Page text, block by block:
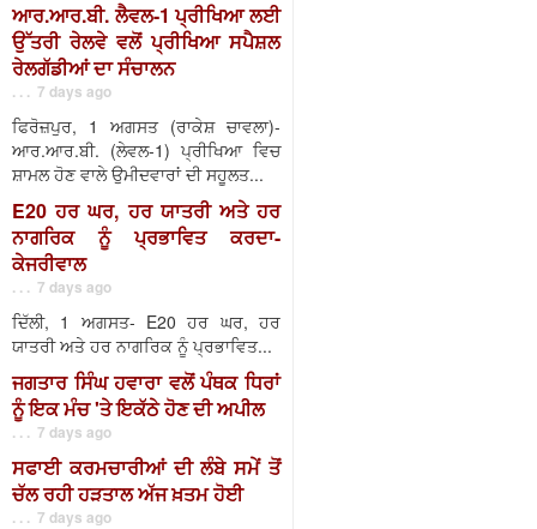
ਆਰ.ਆਰ.ਬੀ. ਲੈਵਲ-1 ਪ੍ਰੀਖਿਆ ਲਈ
ਉੱਤਰੀ ਰੇਲਵੇ ਵਲੋਂ ਪ੍ਰੀਖਿਆ ਸਪੈਸ਼ਲ
ਰੇਲਗੱਡੀਆਂ ਦਾ ਸੰਚਾਲਨ
. . . 7 days ago
ਫਿਰੋਜ਼ਪੁਰ, 1 ਅਗਸਤ (ਰਾਕੇਸ਼ ਚਾਵਲਾ)-
ਆਰ.ਆਰ.ਬੀ. (ਲੇਵਲ-1) ਪ੍ਰੀਖਿਆ ਵਿਚ
ਸ਼ਾਮਲ ਹੋਣ ਵਾਲੇ ਉਮੀਦਵਾਰਾਂ ਦੀ ਸਹੂਲਤ...
E20 ਹਰ ਘਰ, ਹਰ ਯਾਤਰੀ ਅਤੇ ਹਰ
ਨਾਗਰਿਕ ਨੂੰ ਪ੍ਰਭਾਵਿਤ ਕਰਦਾ-
ਕੇਜਰੀਵਾਲ
. . . 7 days ago
ਦਿੱਲੀ, 1 ਅਗਸਤ- E20 ਹਰ ਘਰ, ਹਰ
ਯਾਤਰੀ ਅਤੇ ਹਰ ਨਾਗਰਿਕ ਨੂੰ ਪ੍ਰਭਾਵਿਤ...
ਜਗਤਾਰ ਸਿੰਘ ਹਵਾਰਾ ਵਲੋਂ ਪੰਥਕ ਧਿਰਾਂ
ਨੂੰ ਇਕ ਮੰਚ 'ਤੇ ਇਕੱਠੇ ਹੋਣ ਦੀ ਅਪੀਲ
. . . 7 days ago
ਸਫਾਈ ਕਰਮਚਾਰੀਆਂ ਦੀ ਲੰਬੇ ਸਮੇਂ ਤੋਂ
ਚੱਲ ਰਹੀ ਹੜਤਾਲ ਅੱਜ ਖ਼ਤਮ ਹੋਈ
. . . 7 days ago